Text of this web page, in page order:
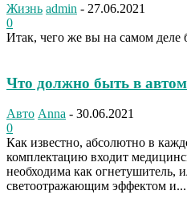
Жизнь admin - 27.06.2021
0
Итак, чего же вы на самом деле
Что должно быть в
Авто Anna - 30.06.2021
0
Как известно, абсолютно в
комплектацию входит
необходима как огнетушитель,
светоотражающим эффектом и...